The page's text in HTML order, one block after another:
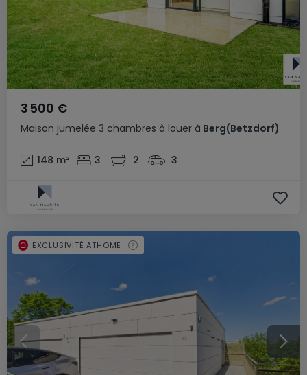
Maison jumelée 3 chambres à louer à Berg(Betzdorf)
3 500 €
148 m² 3 2 3
EXCLUSIVITÉ ATHOME